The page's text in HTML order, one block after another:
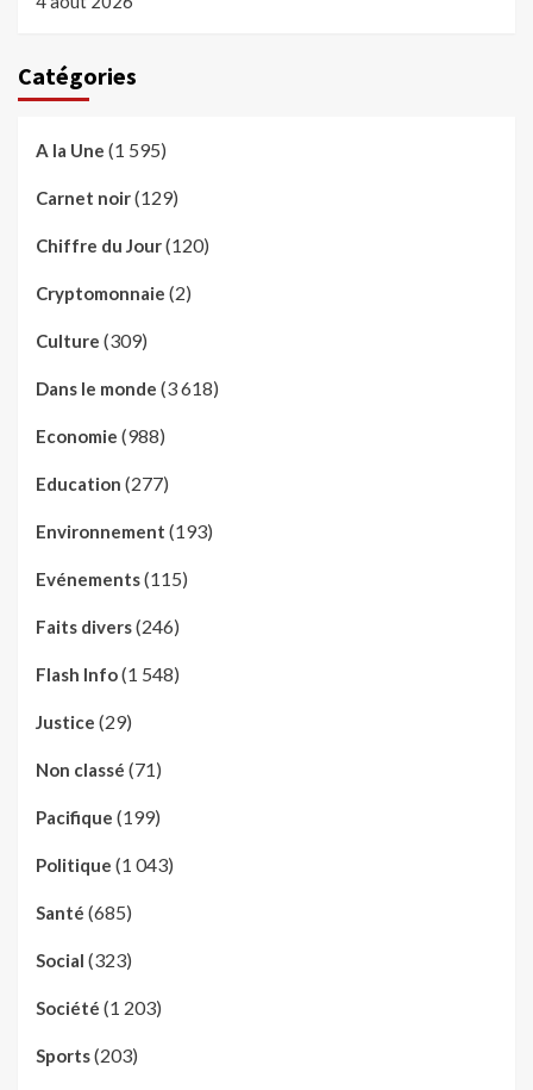
Catégories
A la Une (1 595)
Carnet noir(129)
Chiffre du Jour(120)
Cryptomonnaie (2)
Culture (309)
Dans le monde (3 618)
Economie (988)
Education (277)
Environnement (193)
Evénements(115)
Faits divers(246)
Flash Info(1 548)
Justice (29)
Non classé (71)
Pacifique (199)
Politique (1 043)
Santé (685)
Social (323)
Société (1 203)
Sports(203)